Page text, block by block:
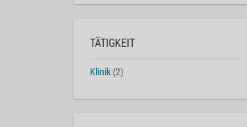
TÄTIGKEIT
Klinik (2)